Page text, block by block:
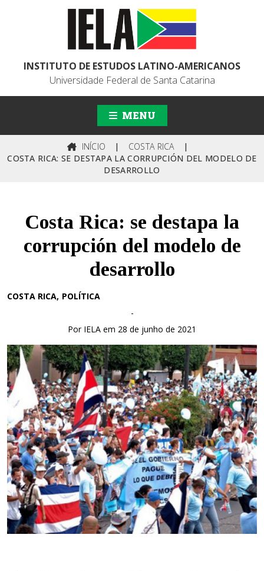
INSTITUTO DE ESTUDOS LATINO-AMERICANOS
Universidade Federal de Santa Catarina
MENU
INÍCIO | COSTA RICA
|
COSTA RICA: SE DESTAPA LA CORRUPCIÓN DEL MODELO DE
DESARROLLO
Costa Rica: se destapa la
corrupción del modelo de
desarrollo
COSTA RICA POLÍTICA
-
Por IELA em 28 de junho de 2021